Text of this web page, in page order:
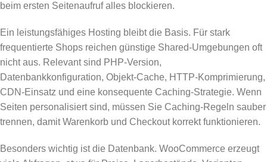
beim ersten Seitenaufruf alles blockieren.
Ein leistungsfähiges Hosting bleibt die Basis. Für stark
frequentierte Shops reichen günstige Shared-Umgebungen oft
nicht aus. Relevant sind PHP-Version,
Datenbankkonfiguration, Objekt-Cache, HTTP-Komprimierung,
CDN-Einsatz und eine konsequente Caching-Strategie. Wenn
Seiten personalisiert sind, müssen Sie Caching-Regeln sauber
trennen, damit Warenkorb und Checkout korrekt funktionieren.
Besonders wichtig ist die Datenbank. WooCommerce erzeugt